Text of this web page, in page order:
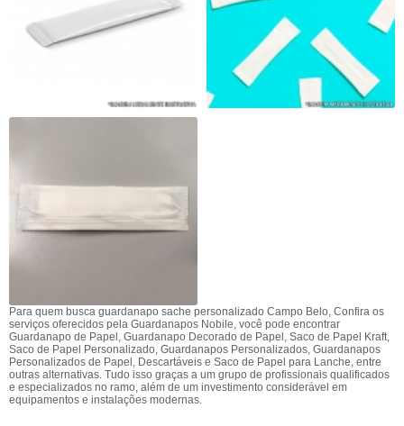
Para quem busca guardanapo sache personalizado Campo Belo, Confira os
serviços oferecidos pela Guardanapos Nobile, você pode encontrar
Guardanapo de Papel, Guardanapo Decorado de Papel, Saco de Papel Kraft,
Saco de Papel Personalizado, Guardanapos Personalizados, Guardanapos
Personalizados de Papel, Descartáveis e Saco de Papel para Lanche, entre
outras alternativas. Tudo isso graças a um grupo de profissionais qualificados
e especializados no ramo, além de um investimento considerável em
equipamentos e instalações modernas.